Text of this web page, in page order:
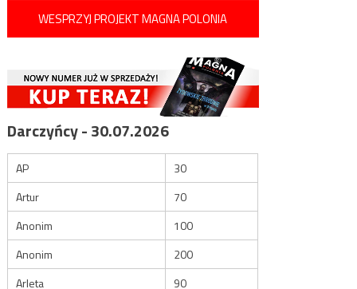
WESPRZYJ PROJEKT MAGNA POLONIA
Darczyńcy - 30.07.2026
AP
30
Artur
70
Anonim
100
Anonim
200
Arleta
90